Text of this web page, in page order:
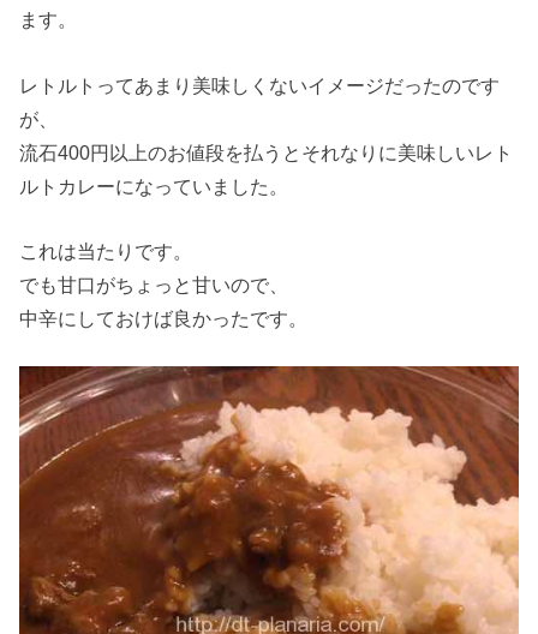
ます。
レトルトってあまり美味しくないイメージだったのです
が、
流石400円以上のお値段を払うとそれなりに美味しいレト
ルトカレーになっていました。
これは当たりです。
でも甘口がちょっと甘いので、
中辛にしておけば良かったです。